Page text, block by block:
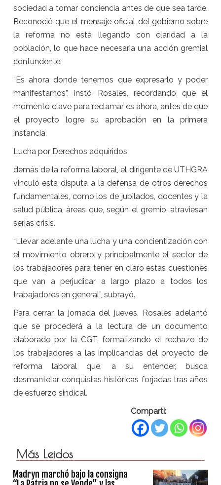
sociedad a tomar conciencia antes de que sea tarde.
Reconoció que el mensaje oficial del gobierno sobre
la reforma no está llegando con claridad a la
población, lo que hace necesaria una acción gremial
contundente.
“Es ahora donde tenemos que expresarlo y poder
manifestarnos”, instó Rosales, recordando que el
momento clave para reclamar es ahora, antes de que
el proyecto logre su aprobación en la primera
instancia.
Lucha por Derechos adquiridos
demás de la reforma laboral, el dirigente de UTHGRA
vinculó esta disputa a la defensa de otros derechos
fundamentales, como los de jubilados, docentes y la
salud pública, áreas que, según el gremio, atraviesan
serias crisis.
“Llevar adelante una lucha y una concientización con
el movimiento obrero y principalmente el sector de
los trabajadores para tener en claro estas cuestiones
que van a perjudicar a largo plazo a todos los
trabajadores en general”, subrayó.
Para cerrar la jornada del jueves, Rosales adelantó
que se procederá a la lectura de un documento
elaborado por la CGT, formalizando el rechazo de
los trabajadores a las implicancias del proyecto de
reforma laboral que, a su entender, busca
desmantelar conquistas históricas forjadas tras años
de esfuerzo sindical.
Compartí:
Más Leidos
Madryn marchó bajo la consigna